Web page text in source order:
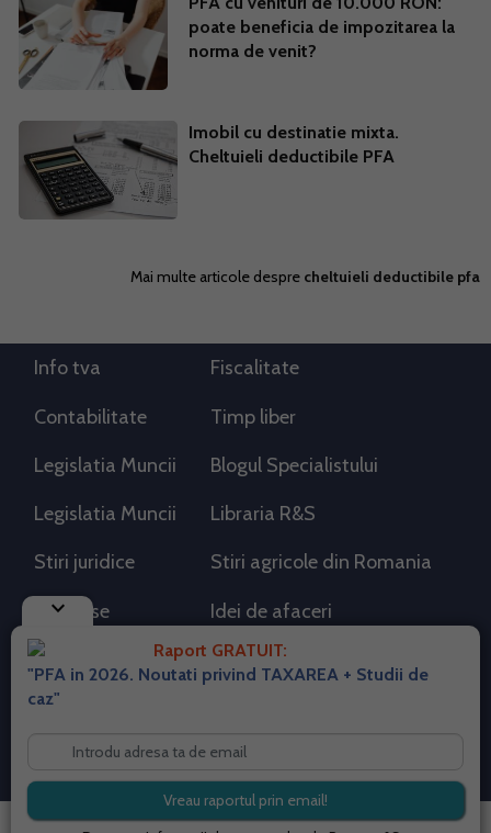
poate beneficia de impozitarea la
norma de venit?
Imobil cu destinatie mixta.
Cheltuieli deductibile PFA
Mai multe articole despre cheltuieli deductibile pfa
keyboard_arrow_down
Raport GRATUIT:
"PFA in 2026. Noutati privind TAXAREA + Studii de
caz"
Info tva Fiscalitate
Contabilitate Timp liber
Legislatia Muncii Blogul Specialistului
Legislatia Muncii Libraria R&S
Stiri juridice Stiri agricole din Romania
AdSense Idei de afaceri
RSS Flux RSS 2.0
Despre cookies
Termeni si conditii
Contact